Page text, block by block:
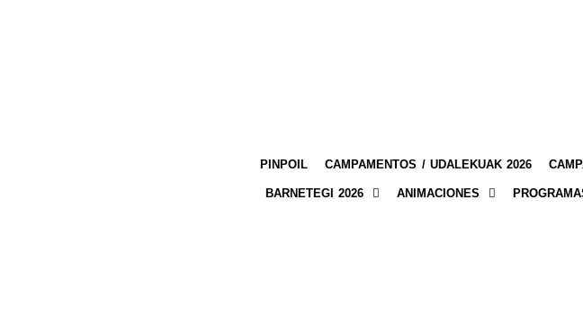
PINPOIL CAMPAMENTOS / UDALEKUAK 2026
BARNETEGI 2026 ANIMACIONES